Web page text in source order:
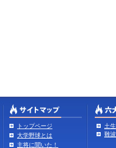
トップページ
大学野球とは
主将に聞いた！
土
難